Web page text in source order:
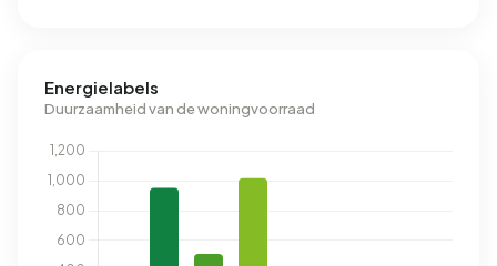
Energielabels
Duurzaamheid van de woningvoorraad